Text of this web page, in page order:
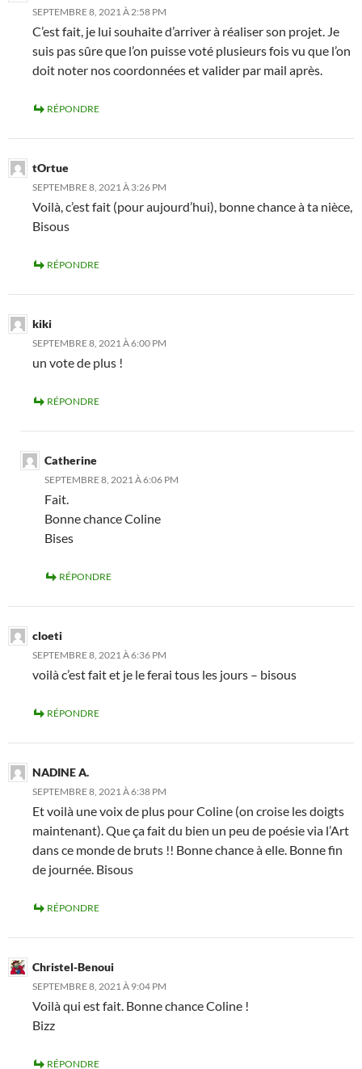
SEPTEMBRE 8, 2021 À 2:58 PM
C’est fait, je lui souhaite d’arriver à réaliser son projet. Je
suis pas sûre que l’on puisse voté plusieurs fois vu que l’on
doit noter nos coordonnées et valider par mail après.
RÉPONDRE
tOrtue
SEPTEMBRE 8, 2021 À 3:26 PM
Voilà, c’est fait (pour aujourd’hui), bonne chance à ta nièce,
Bisous
RÉPONDRE
kiki
SEPTEMBRE 8, 2021 À 6:00 PM
un vote de plus !
RÉPONDRE
Catherine
SEPTEMBRE 8, 2021 À 6:06 PM
Fait.
Bonne chance Coline
Bises
RÉPONDRE
cloeti
SEPTEMBRE 8, 2021 À 6:36 PM
voilà c’est fait et je le ferai tous les jours – bisous
RÉPONDRE
NADINE A.
SEPTEMBRE 8, 2021 À 6:38 PM
Et voilà une voix de plus pour Coline (on croise les doigts
maintenant). Que ça fait du bien un peu de poésie via l’Art
dans ce monde de bruts !! Bonne chance à elle. Bonne fin
de journée. Bisous
RÉPONDRE
Christel-Benoui
SEPTEMBRE 8, 2021 À 9:04 PM
Voilà qui est fait. Bonne chance Coline !
Bizz
RÉPONDRE